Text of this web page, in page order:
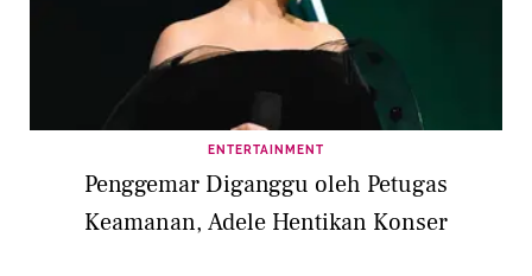
ENTERTAINMENT
Penggemar Diganggu oleh Petugas
Keamanan, Adele Hentikan Konser